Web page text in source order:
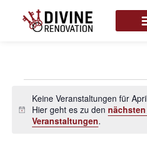
Hinweis
Keine Veranstaltungen für
Hier geht es zu den
Veranstaltungen.